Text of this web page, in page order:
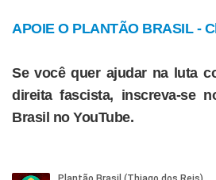
APOIE O PLANTÃO BRASIL -
Se você quer ajudar na luta
direita fascista, inscreva-se
Brasil no YouTube.